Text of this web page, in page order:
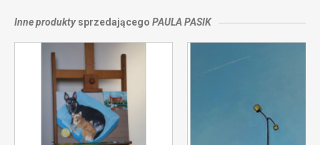
Inne produktysprzedającego PAULA PASIK